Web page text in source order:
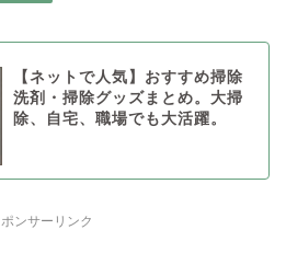
【ネットで人気】おすすめ掃除
洗剤・掃除グッズまとめ。大掃
除、自宅、職場でも大活躍。
ンサーリンク